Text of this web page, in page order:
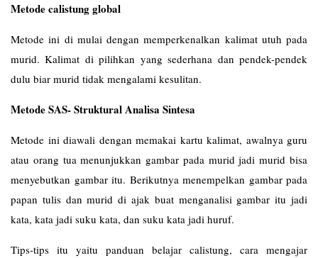
Metode calistung global
Metode ini di mulai dengan memperkenalkan kalimat utuh pada
murid. Kalimat di pilihkan yang sederhana dan pendek-pendek
dulu biar murid tidak mengalami kesulitan.
Metode SAS- Struktural Analisa Sintesa
Metode ini diawali dengan memakai kartu kalimat, awalnya guru
atau orang tua menunjukkan gambar pada murid jadi murid bisa
menyebutkan gambar itu. Berikutnya menempelkan gambar pada
papan tulis dan murid di ajak buat menganalisi gambar itu jadi
kata, kata jadi suku kata, dan suku kata jadi huruf.
Tips-tips itu yaitu panduan belajar calistung, cara mengajar